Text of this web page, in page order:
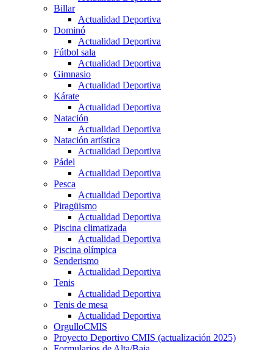
Billar
Actualidad Deportiva
Dominó
Actualidad Deportiva
Fútbol sala
Actualidad Deportiva
Gimnasio
Actualidad Deportiva
Kárate
Actualidad Deportiva
Natación
Actualidad Deportiva
Natación artística
Actualidad Deportiva
Pádel
Actualidad Deportiva
Pesca
Actualidad Deportiva
Piragüismo
Actualidad Deportiva
Piscina climatizada
Actualidad Deportiva
Piscina olímpica
Senderismo
Actualidad Deportiva
Tenis
Actualidad Deportiva
Tenis de mesa
Actualidad Deportiva
OrgulloCMIS
Proyecto Deportivo CMIS (actualización 2025)